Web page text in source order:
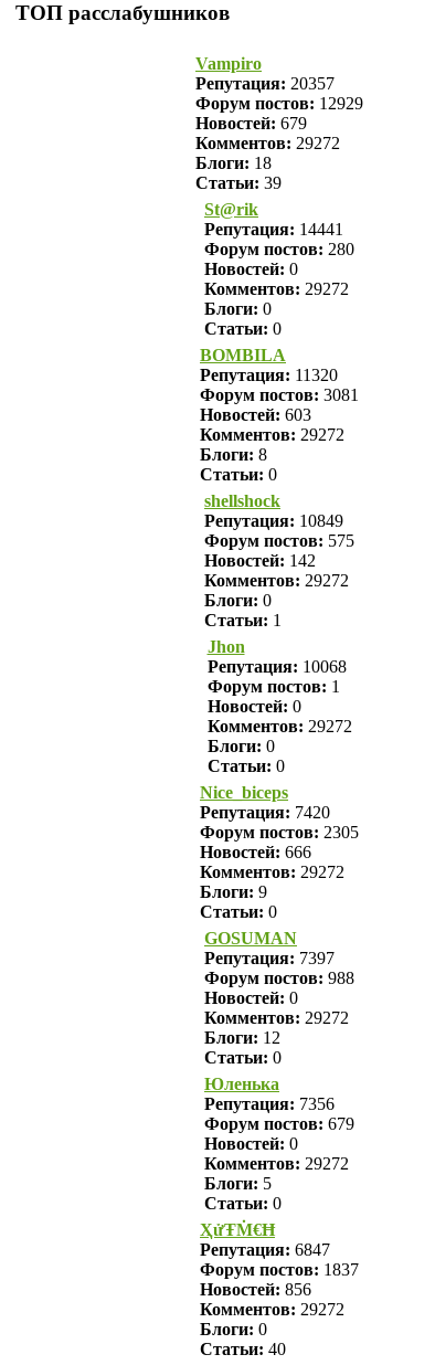
ТОП расслабушников
Vampiro
Репутация: 20357
Форум постов: 12929
Новостей: 679
Комментов: 29272
Блоги: 18
Статьи: 39
St@rik
Репутация: 14441
Форум постов: 280
Новостей: 0
Комментов: 29272
Блоги: 0
Статьи: 0
BOMBILA
Репутация: 11320
Форум постов: 3081
Новостей: 603
Комментов: 29272
Блоги: 8
Статьи: 0
shellshock
Репутация: 10849
Форум постов: 575
Новостей: 142
Комментов: 29272
Блоги: 0
Статьи: 1
Jhon
Репутация: 10068
Форум постов: 1
Новостей: 0
Комментов: 29272
Блоги: 0
Статьи: 0
Nice_biceps
Репутация: 7420
Форум постов: 2305
Новостей: 666
Комментов: 29272
Блоги: 9
Статьи: 0
GOSUMAN
Репутация: 7397
Форум постов: 988
Новостей: 0
Комментов: 29272
Блоги: 12
Статьи: 0
Юленька
Репутация: 7356
Форум постов: 679
Новостей: 0
Комментов: 29272
Блоги: 5
Статьи: 0
ҲửŦṀ€Ħ
Репутация: 6847
Форум постов: 1837
Новостей: 856
Комментов: 29272
Блоги: 0
Статьи: 40